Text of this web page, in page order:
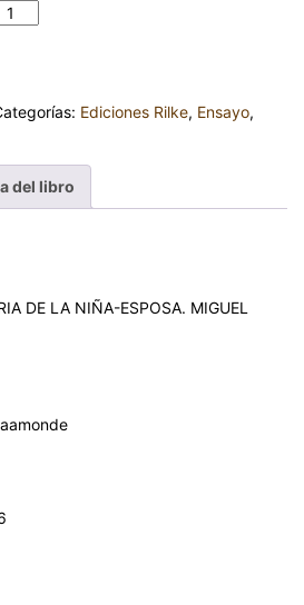
Ediciones Rilke, Ensayo,
del libro
DE LA NIÑA-ESPOSA. MIGUEL